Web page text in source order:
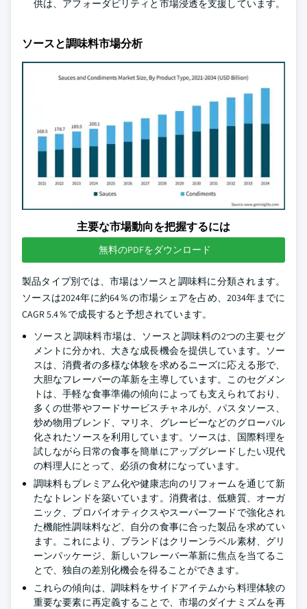
供は、アフォーダビリティと市場浸透を支援しています。
ソースと調味料市場分析
主要な市場動向を把握するには
無料のPDFをダウンロード
製品タイプ別では、市場はソースと調味料に分類されます。
ソースは2024年に約64％の市場シェアを占め、2034年までに
CAGR 5.4％で成長すると予想されています。
ソースと調味料市場は、ソースと調味料の2つの主要セグ
メントに分かれ、大きな成長機会を提供しています。ソー
スは、消費者の多様な体験を求めるニーズに応える形で、
大胆なフレーバーの革新を主導しています。このセグメン
トは、手軽な食事準備の傾向によっても支えられており、
多くの世帯やフードサービスチャネルが、パスタソース、
炒め物用ブレンド、マリネ、グレービーなどのグローバル
化されたソースを利用しています。ソースは、国際料理を
試しながら日常の食事を簡単にアップグレードしたい現代
の料理人にとって、必須の食材になっています。
調味料もプレミアム化や健康志向のリフォームを通じて新
たなトレンドを築いています。消費者は、低糖質、オーガ
ニック、プロバイオティクスやスーパーフードで強化され
た機能性調味料など、自分の食事に合った製品を求めてい
ます。これにより、ブランドはクリーンラベル素材、グリ
ーンパッケージ、新しいフレーバー革新に焦点を当てるこ
とで、独自の差別化機会を得ることができます。
これらの傾向は、調味料をサイドアイテムから料理体験の
重要な要素に再定義することで、市場のダイナミズムを再